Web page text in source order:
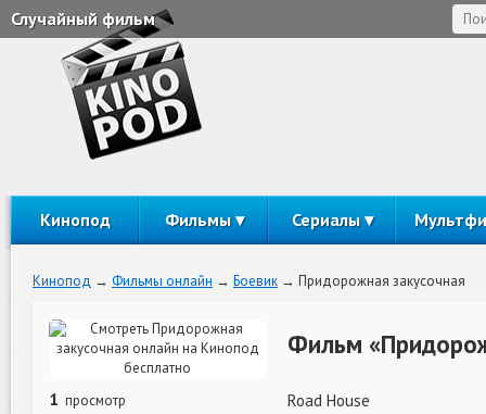
Случайный фильм
Кинопод Фильмы Сериалы
Кинопод Фильмы онлайн Боевик Придорожная закусочная
1 просмотр
Фильм
Road House